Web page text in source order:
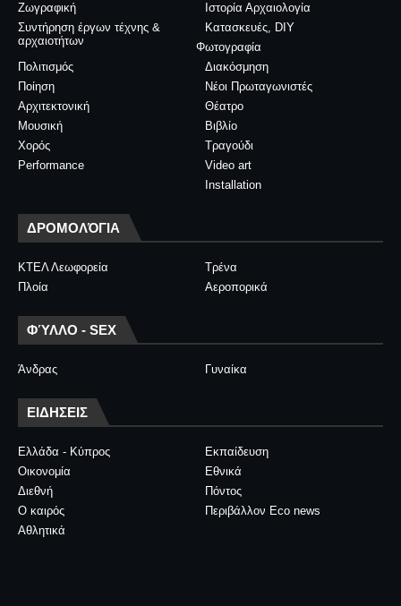
Ζωγραφική
Ιστορία Αρχαιολογία
Συντήρηση έργων τέχνης &
αρχαιοτήτων
Κατασκευές, DIY
Φωτογραφία
Διακόσμηση
Πολιτισμός
Νέοι Πρωταγωνιστές
Ποίηση
Θέατρο
Αρχιτεκτονική
Βιβλίο
Μουσική
Τραγούδι
Χορός
Video art
Performance
Installation
ΔΡΟΜΟΛΌΓΙΑ
ΚΤΕΛ Λεωφορεία
Τρένα
Πλοία
Αεροπορικά
ΦΎΛΛΟ - SEX
Άνδρας Γυναίκα
ΕΙΔΗΣΕΙΣ
Ελλάδα - Κύπρος
Εκπαίδευση
Οικονομία
Εθνικά
Διεθνή
Πόντος
Ο καιρός
Περιβάλλον Eco news
Αθλητικά